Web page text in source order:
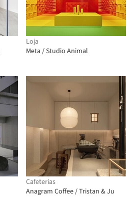
Loja
Meta / Studio Animal
Cafeterias
Anagram Coffee / Tristan & Ju